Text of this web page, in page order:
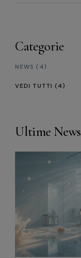
Categorie
NEWS (4)
VEDI TUTTI (4)
Ultime News